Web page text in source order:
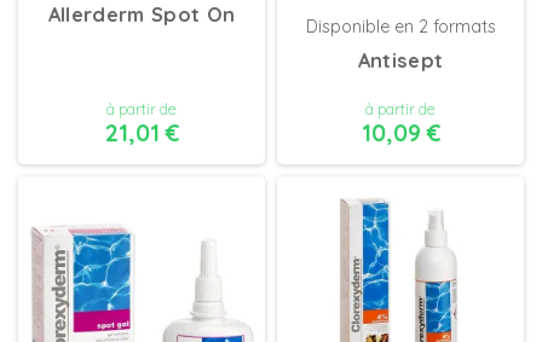
Allerderm Spot On
à partir de
21,01 €
DÉTAILS
Disponible en 2 formats
Antisept
à partir de
10,09 €
DÉTAILS